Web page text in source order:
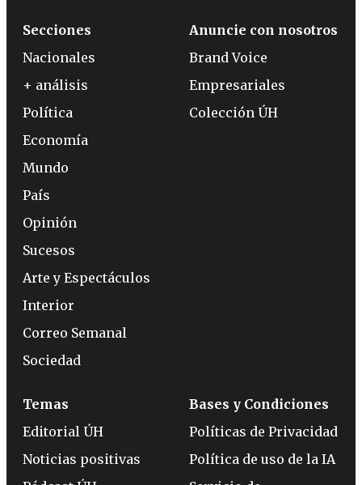
Secciones
Nacionales
+ análisis
Política
Economía
Mundo
País
Opinión
Sucesos
Arte y Espectáculos
Interior
Correo Semanal
Sociedad
Anuncie con nosotros
Brand Voice
Empresariales
Colección ÚH
Temas
Editorial ÚH
Noticias positivas
Bases y Condiciones
Políticas de Privacidad
Política de uso de la IA